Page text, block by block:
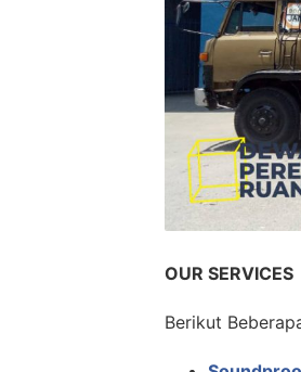
OUR SERVICES
Berikut